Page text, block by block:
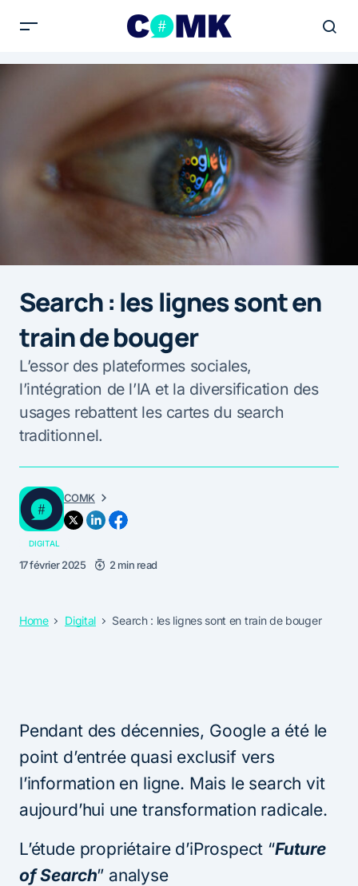
Search : les lignes sont en
train de bouger
L’essor des plateformes sociales,
l’intégration de l’IA et la diversification des
usages rebattent les cartes du search
traditionnel.
COMK
DIGITAL
17 février 2025 2 min read
Home Digital Search : les lignes sont en train de bouger
Pendant des décennies, Google a été le
point d’entrée quasi exclusif vers
l’information en ligne. Mais le search vit
aujourd’hui une transformation radicale.
L’étude propriétaire d’iProspect “Future
of Search” analyse